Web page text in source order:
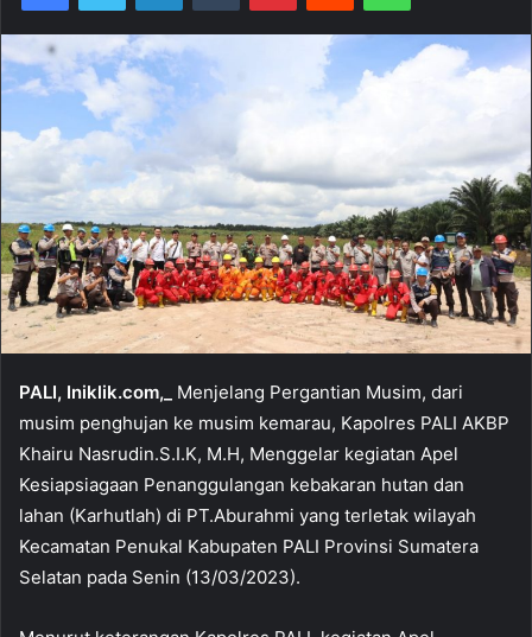
PALI, Iniklik.com,_
Menjelang Pergantian Musim, dari
musim penghujan ke musim kemarau, Kapolres PALI AKBP
Khairu Nasrudin.S.I.K, M.H, Menggelar kegiatan Apel
Kesiapsiagaan Penanggulangan kebakaran hutan dan
lahan (Karhutlah) di PT.Aburahmi yang terletak wilayah
Kecamatan Penukal Kabupaten PALI Provinsi Sumatera
Selatan pada Senin (13/03/2023).